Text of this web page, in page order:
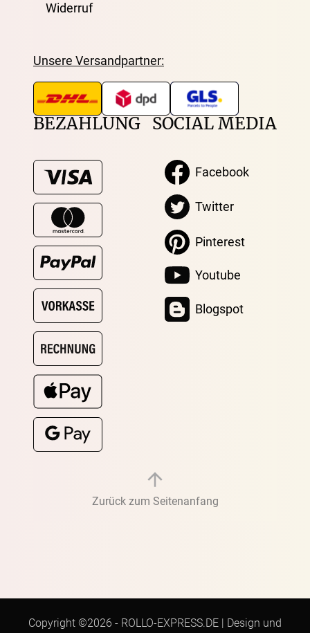
Widerruf
Unsere Versandpartner:
BEZAHLUNG SOCIAL MEDIA
Facebook
Twitter
Pinterest
Youtube
Blogspot
Zurück zum Seitenanfang
Copyright ©2026 - ROLLO-EXPRESS.DE | Design und